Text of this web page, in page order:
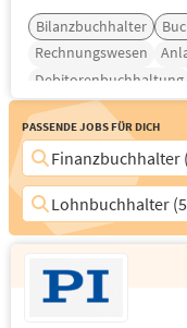
Bilanzbuchhalter
Rechnungswesen
Debitorenbuchhaltung
Passende Jobs für Dich
Finanzbuchhalter
Lohnbuchhalter